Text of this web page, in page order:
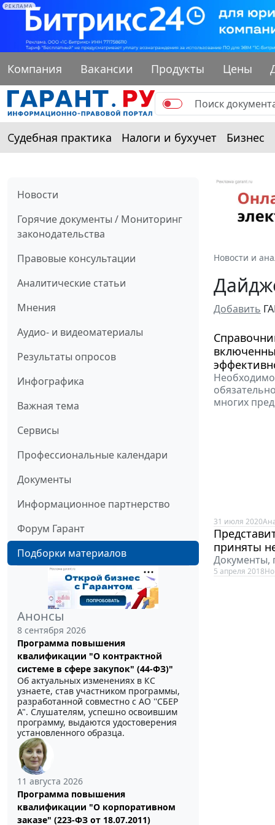
РЕКЛАМА
Компания Вакансии Продукты Цены
Судебная практика Налоги и бухучет Бизнес
Новости
Горячие документы / Мониторинг
законодательства
Правовые консультации
Аналитические статьи
Мнения
Аудио- и видеоматериалы
Результаты опросов
Инфографика
Важная тема
Сервисы
Профессиональные календари
Документы
Информационное партнерство
Форум Гарант
Подборки материалов
Анонсы
8 сентября 2026
Программа повышения
квалификации "О контрактной
системе в сфере закупок" (44-ФЗ)"
Об актуальных изменениях в КС
узнаете, став участником программы,
разработанной совместно с АО ''СБЕР
А". Слушателям, успешно освоившим
программу, выдаются удостоверения
установленного образца.
11 августа 2026
Программа повышения
квалификации "О корпоративном
заказе" (223-ФЗ от 18.07.2011)
Новости и
Добавить
многих
31 июля 2020
приняты
Документы,
5 апреля 2018